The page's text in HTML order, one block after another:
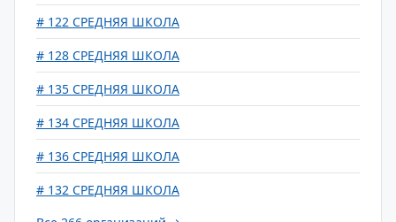
# 122 СРЕДНЯЯ ШКОЛА
# 128 СРЕДНЯЯ ШКОЛА
# 135 СРЕДНЯЯ ШКОЛА
# 134 СРЕДНЯЯ ШКОЛА
# 136 СРЕДНЯЯ ШКОЛА
# 132 СРЕДНЯЯ ШКОЛА